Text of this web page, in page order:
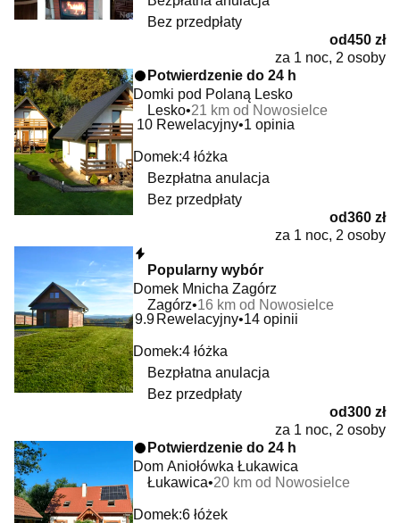
Bez przedpłaty
od450 zł
za 1 noc, 2 osoby
Potwierdzenie do 24 h
Domki pod Polaną Lesko
Lesko 21 km od Nowosielce
10 Rewelacyjny 1 opinia
Domek:4 łóżka
Bezpłatna anulacja
Bez przedpłaty
od360 zł
za 1 noc, 2 osoby
Popularny wybór
Domek Mnicha Zagórz
Zagórz 16 km od Nowosielce
9.9 Rewelacyjny 14 opinii
Domek:4 łóżka
Bezpłatna anulacja
Bez przedpłaty
od300 zł
za 1 noc, 2 osoby
Potwierdzenie do 24 h
Dom Aniołówka Łukawica
Łukawica 20 km od Nowosielce
Domek:6 łóżek